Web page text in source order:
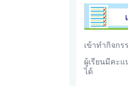
เข้าทำกิจก
ผู้เรียนมีคะ
ได้